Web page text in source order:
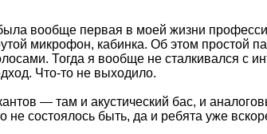
вообще первая в моей жизни
микрофон, кабинка. Об этом простой
Тогда я вообще не сталкивался
Что-то не выходило.
— там и акустический бас, и
не состоялось быть, да и ребята уже